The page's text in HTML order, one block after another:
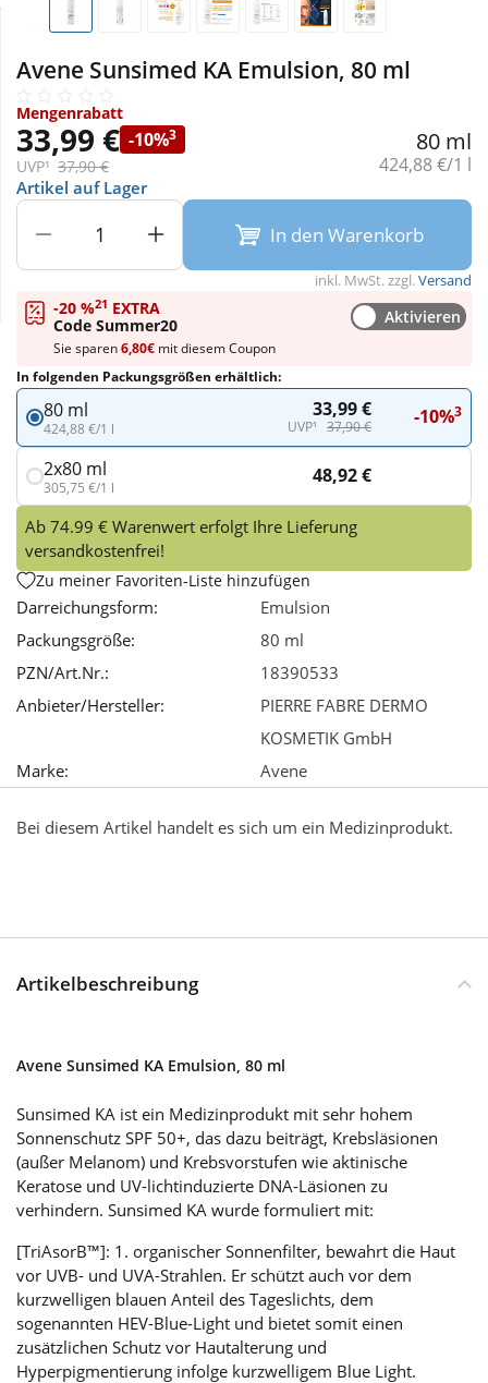
Sanitätshaus
Sport & Fitness
Tierbedarf
Wellness
Avene Sunsimed KA Emulsion, 80 ml
Mengenrabatt
33,99 € -10%3
UVP¹ 37,90 €
80 ml
Grundpreis:
424,88 €/1 l
Artikel auf Lager
In den Warenkorb
inkl. MwSt. zzgl.Versand
-20 %21 EXTRA
Code Summer20
Aktivieren
Sie sparen6,80€ mit diesem Coupon
In folgenden Packungsgrößen erhältlich:
80 ml
424,88 €/1 l
33,99 €
UVP¹ 37,90 € -10%3
2x80 ml
305,75 €/1 l 48,92 €
Ab 74.99 € Warenwert erfolgt Ihre Lieferung
versandkostenfrei!
Zu meiner Favoriten-Liste hinzufügen
Darreichungsform:
Emulsion
Packungsgröße:
80 ml
PZN/Art.Nr.:
18390533
Anbieter/Hersteller:
PIERRE FABRE DERMO
KOSMETIK GmbH
Marke:
Avene
Bei diesem Artikel handelt es sich um ein Medizinprodukt.
Artikelbeschreibung
Avene Sunsimed KA Emulsion, 80 ml
Sunsimed KA ist ein Medizinprodukt mit sehr hohem
Sonnenschutz SPF 50+, das dazu beiträgt, Krebsläsionen
(außer Melanom) und Krebsvorstufen wie aktinische
Keratose und UV-lichtinduzierte DNA-Läsionen zu
verhindern. Sunsimed KA wurde formuliert mit:
[TriAsorB™]: 1. organischer Sonnenfilter, bewahrt die Haut
vor UVB- und UVA-Strahlen. Er schützt auch vor dem
kurzwelligen blauen Anteil des Tageslichts, dem
sogenannten HEV-Blue-Light und bietet somit einen
zusätzlichen Schutz vor Hautalterung und
Hyperpigmentierung infolge kurzwelligem Blue Light.